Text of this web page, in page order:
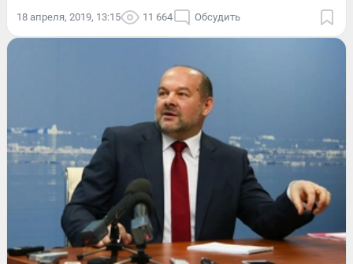
18 апреля, 2019, 13:15 11 664 Обсудить